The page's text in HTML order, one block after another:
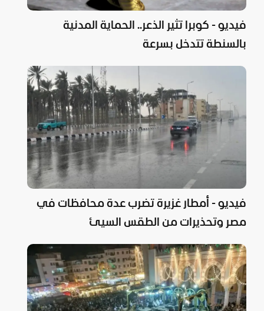
فيديو - كوبرا تثير الذعر.. الحماية المدنية
بالسنطة تتدخل بسرعة
فيديو - أمطار غزيرة تضرب عدة محافظات في
مصر وتحذيرات من الطقس السيئ